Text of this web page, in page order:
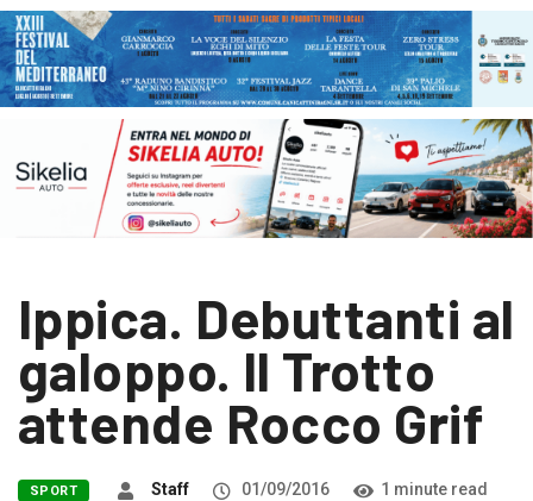
Ippica. Debuttanti al
galoppo. Il Trotto
attende Rocco Grif
SPORT Staff 01/09/2016 1 minute read